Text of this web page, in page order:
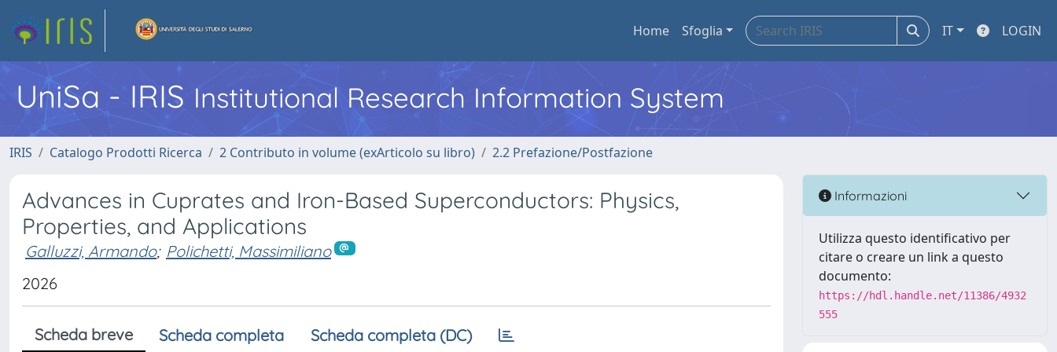
Home Sfoglia IT LOGIN
UniSa - IRIS Institutional Research Information System
IRIS Catalogo Prodotti Ricerca 2 Contributo in volume (exArticolo su libro) 2.2 Prefazione/Postfazione
Advances in Cuprates and Iron-Based Superconductors: Physics,
Properties, and Applications
Galluzzi, Armando; Polichetti, Massimiliano
2026
Scheda breve Scheda completa Scheda completa (DC)
Informazioni
Utilizza questo identificativo per
citare o creare un link a questo
documento:
https://hdl.handle.net/11386/4932
555